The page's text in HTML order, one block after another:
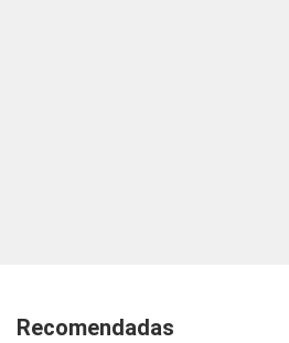
Recomendadas